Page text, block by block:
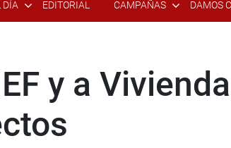
DÍA EDITORIAL CAMPAÑAS DAMOS
y a